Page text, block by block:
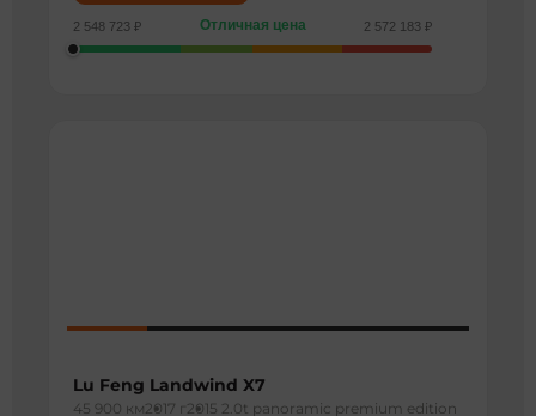
2 548 723 ₽ Отличная цена 2 572 183 ₽
Lu Feng Landwind X7
45 900 км2017 г 2015 2.0t panoramic premium edition